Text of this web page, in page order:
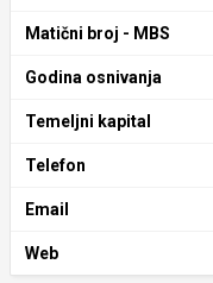
Matični broj - MBS
Godina osnivanja
Temeljni kapital
Telefon
Email
Web